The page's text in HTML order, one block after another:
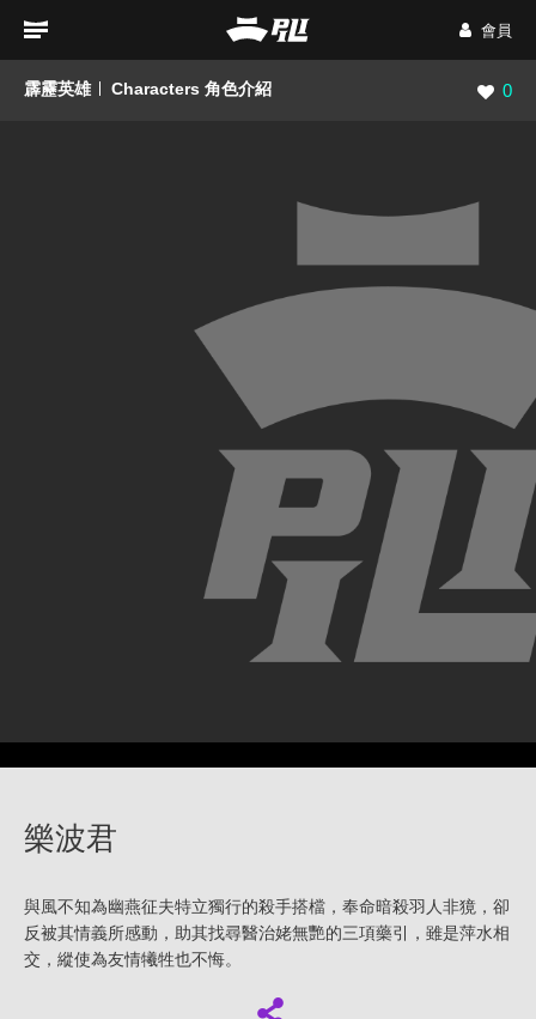
會員
霹靂英雄 Characters 角色介紹 瀏覽
0
樂波君
與風不知為幽燕征夫特立獨行的殺手搭檔，奉命暗殺羽人非獍，卻
反被其情義所感動，助其找尋醫治姥無艷的三項藥引，雖是萍水相
交，縱使為友情犧牲也不悔。